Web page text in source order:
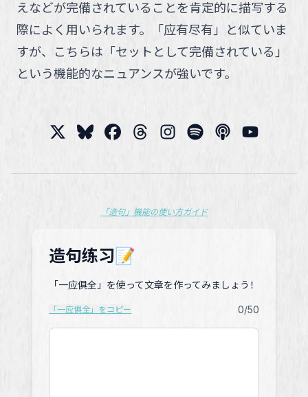
えなどが完備されていることを肯定的に描写する
際によく用いられます。「应有尽有」と似ていま
すが、こちらは「セットとして完備されている」
という機能的なニュアンスが強いです。
「造句」機能の使い方ガイド
造句练习📝
「一应俱全」を使って文章を作ってみましょう！
「一应俱全」をコピー 0/50